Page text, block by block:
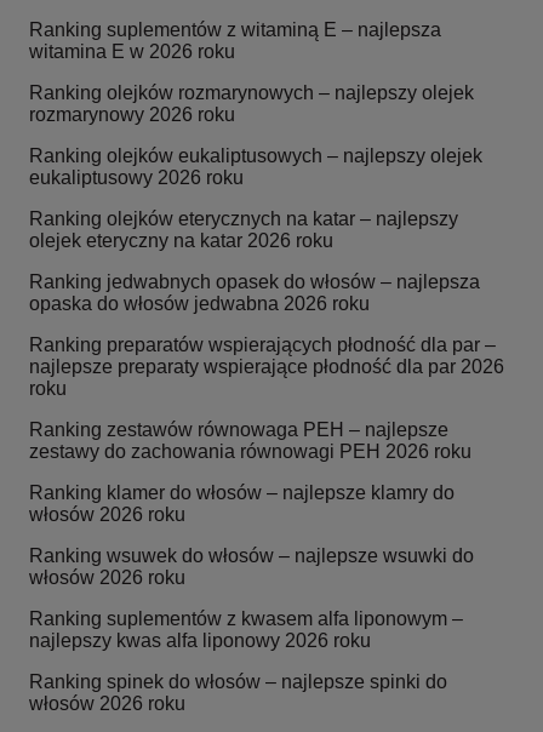
Ranking suplementów z witaminą E – najlepsza
witamina E w 2026 roku
Ranking olejków rozmarynowych – najlepszy olejek
rozmarynowy 2026 roku
Ranking olejków eukaliptusowych – najlepszy olejek
eukaliptusowy 2026 roku
Ranking olejków eterycznych na katar – najlepszy
olejek eteryczny na katar 2026 roku
Ranking jedwabnych opasek do włosów – najlepsza
opaska do włosów jedwabna 2026 roku
Ranking preparatów wspierających płodność dla par –
najlepsze preparaty wspierające płodność dla par 2026
roku
Ranking zestawów równowaga PEH – najlepsze
zestawy do zachowania równowagi PEH 2026 roku
Ranking klamer do włosów – najlepsze klamry do
włosów 2026 roku
Ranking wsuwek do włosów – najlepsze wsuwki do
włosów 2026 roku
Ranking suplementów z kwasem alfa liponowym –
najlepszy kwas alfa liponowy 2026 roku
Ranking spinek do włosów – najlepsze spinki do
włosów 2026 roku